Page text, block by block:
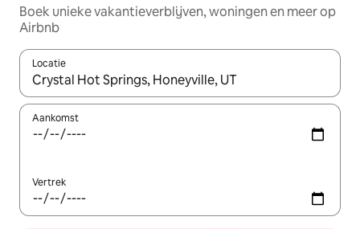
Boek unieke vakantieverblijven, woningen en meer op
Airbnb
Locatie
Wanneer er suggesties beschikbaar zijn, maak je een keuze
Aankomst
Vertrek